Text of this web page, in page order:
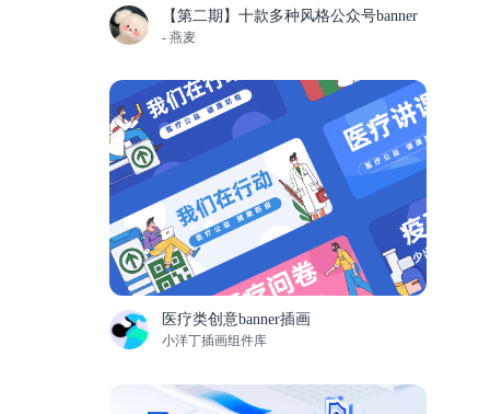
【第二期】十款多种风格公众号banner
- 燕麦
医疗类创意banner插画
小洋丁插画组件库